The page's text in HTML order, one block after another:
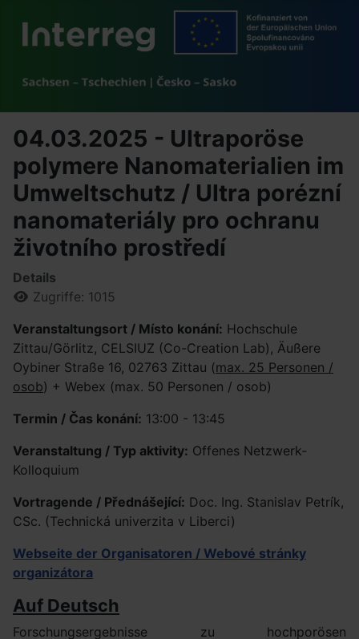
04.03.2025 - Ultraporöse
polymere Nanomaterialien im
Umweltschutz / Ultra porézní
nanomateriály pro ochranu
životního prostředí
Details
Zugriffe: 1015
Veranstaltungsort / Místo konání: Hochschule
Zittau/Görlitz, CELSIUZ (Co-Creation Lab), Äußere
Oybiner Straße 16, 02763 Zittau (max. 25 Personen /
osob) + Webex (max. 50 Personen / osob)
Termin / Čas konání: 13:00 - 13:45
Veranstaltung / Typ aktivity: Offenes Netzwerk-
Kolloquium
Vortragende / Přednášející: Doc. Ing. Stanislav Petrík,
CSc. (Technická univerzita v Liberci)
Webseite der Organisatoren / Webové stránky
organizátora
Auf Deutsch
Forschungsergebnisse zu hochporösen